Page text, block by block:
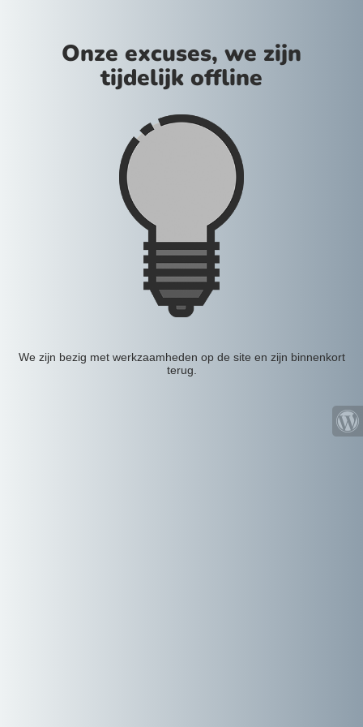
Onze excuses, we zijn
tijdelijk offline
We zijn bezig met werkzaamheden op de site en zijn binnenkort
terug.